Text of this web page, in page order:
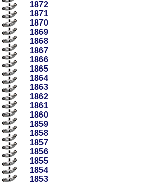
1872
1871
1870
1869
1868
1867
1866
1865
1864
1863
1862
1861
1860
1859
1858
1857
1856
1855
1854
1853